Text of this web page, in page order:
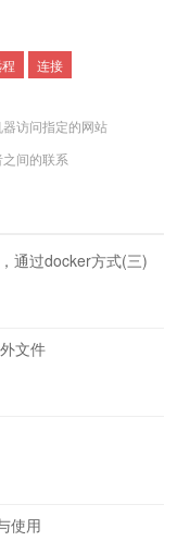
连接
访问指定的网站
间的联系
通过docker方式(三)
文件
使用